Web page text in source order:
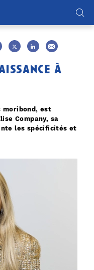
à
moribond, est
Company, sa
les spécificités et